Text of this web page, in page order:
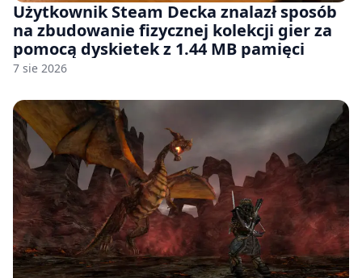
Użytkownik Steam Decka znalazł sposób
na zbudowanie fizycznej kolekcji gier za
pomocą dyskietek z 1.44 MB pamięci
7 sie 2026